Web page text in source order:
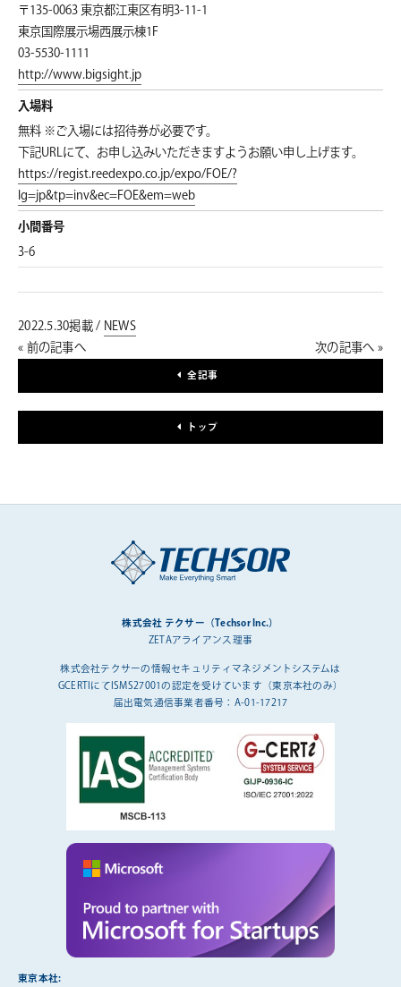
〒135-0063 東京都江東区有明3-11-1
東京国際展示場西展示棟1F
03-5530-1111
http://www.bigsight.jp
入場料
無料 ※ご入場には招待券が必要です。
下記URLにて、お申し込みいただきますようお願い申し上げます。
https://regist.reedexpo.co.jp/expo/FOE/?
lg=jp&tp=inv&ec=FOE&em=web
小間番号
3-6
2022.5.30掲載 / NEWS
« 前の記事へ
次の記事へ »
全記事
トップ
株式会社 テクサー（Techsor Inc.）
ZETAアライアンス理事
株式会社テクサーの情報セキュリティマネジメントシステムは
GCERTIにてISMS27001の認定を受けています（東京本社のみ）
届出電気通信事業者番号：A-01-17217
東京本社: